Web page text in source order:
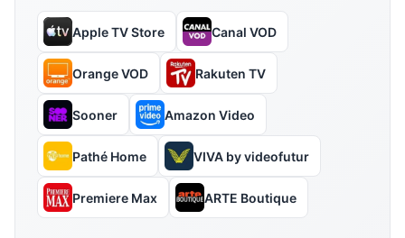
Apple TV Store Canal VOD
Orange VOD Rakuten TV
Sooner Amazon Video
Pathé Home VIVA by videofutur
Premiere Max ARTE Boutique